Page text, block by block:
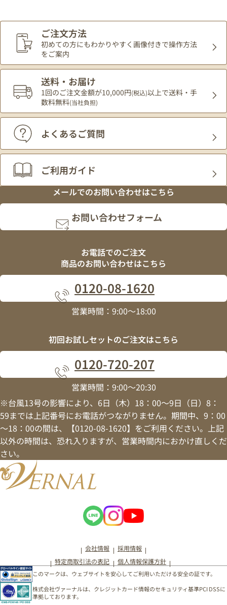
ご注文方法
初めての方にもわかりやすく 画像付きで操作方法
をご案内
送料・お届け
1回のご注文金額が10,000円(税込)以上で送料・手
数料無料(当社負担)
よくあるご質問
ご利用ガイド
メールでのお問い合わせはこちら
お問い合わせフォーム
お電話でのご注文
商品のお問い合わせはこちら
0120-08-1620
営業時間：9:00～18:00
初回お試しセットのご注文はこちら
0120-720-207
営業時間：9:00～20:30
※台風13号の影響により、6日（木）18：00～9日（日）8：
59までは上記番号にお電話がつながりません。期間中、9：00
～18：00の間は、【0120-08-1620】をご利用ください。上記
以外の時間は、恐れ入りますが、営業時間内におかけ直しくだ
さい。
会社情報
採用情報
特定商取引法の表記
個人情報保護方針
このマークは、ウェブサイトを安心してご利用いただける安全の証です。
株式会社ヴァーナルは、クレジットカード情報のセキュリティ基準PCI DSSに
準拠しております。